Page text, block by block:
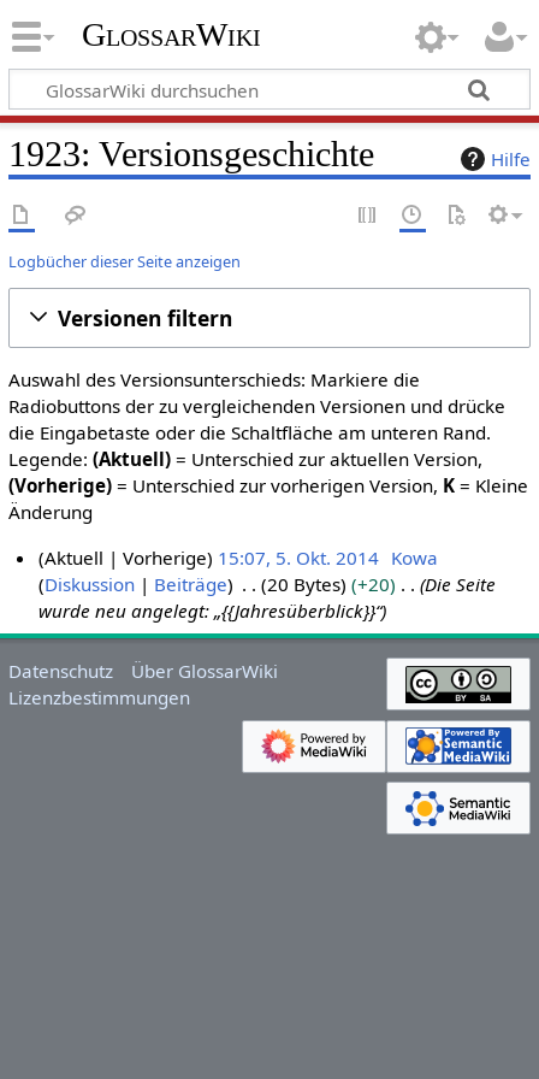
GlossarWiki
Hilfe
1923: Versionsgeschichte
Logbücher dieser Seite anzeigen
Versionen filtern
Auswahl des Versionsunterschieds: Markiere die
Radiobuttons der zu vergleichenden Versionen und drücke
die Eingabetaste oder die Schaltfläche am unteren Rand.
Legende: (Aktuell)= Unterschied zur aktuellen Version,
(Vorherige)= Unterschied zur vorherigen Version, K= Kleine
Änderung
O
k
t
Aktuell Vorherige 15:07, 5. Okt. 2014 Kowa
Diskussion
Beiträge 20 Bytes +20
Die Seite
wurde neu angelegt: „{{Jahresüberblick}}“
Datenschutz
Über GlossarWiki
Lizenzbestimmungen